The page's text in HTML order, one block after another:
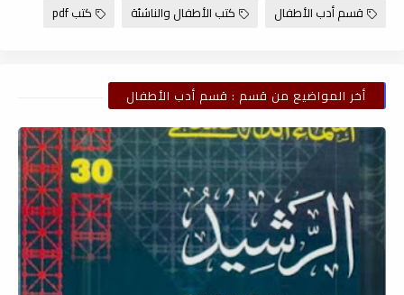
قسم أدب الأطفال كتب الأطفال والناشئة كتب pdf
أخر المواضيع من قسم : قسم أدب الأطفال